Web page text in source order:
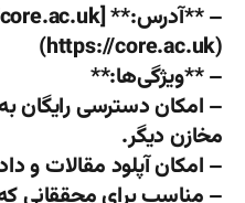
(https://core.ac.uk)
– **ویژگی‌ها:**
– امکان دسترسی رایگان
مخازن دیگر.
– امکان آپلود مقالات و